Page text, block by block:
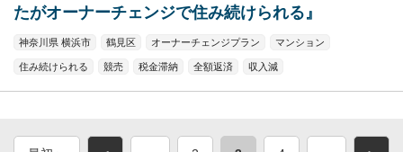
たがオーナーチェンジで住み続けられる』
神奈川県 横浜市 鶴見区 オーナーチェンジプラン マンション
住み続けられる 競売 税金滞納 全額返済 収入減